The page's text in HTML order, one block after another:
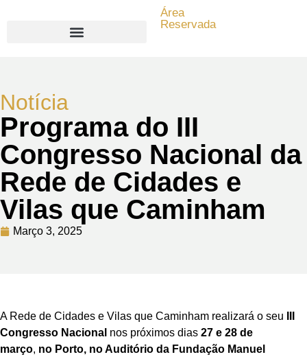
Área
Reservada
Notícia
Programa do III
Congresso Nacional da
Rede de Cidades e
Vilas que Caminham
Março 3, 2025
A Rede de Cidades e Vilas que Caminham realizará o seu
Congresso Nacional nos próximos dias 27 e 28 de
março, no Porto, no Auditório da Fundação Manuel